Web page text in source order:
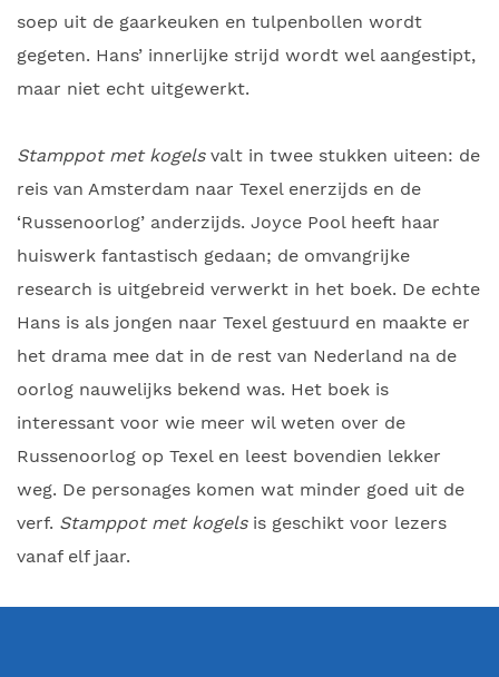
soep uit de gaarkeuken en tulpenbollen wordt
gegeten. Hans’ innerlijke strijd wordt wel aangestipt,
maar niet echt uitgewerkt.
Stamppot met kogelsvalt in twee stukken uiteen: de
reis van Amsterdam naar Texel enerzijds en de
‘Russenoorlog’ anderzijds. Joyce Pool heeft haar
huiswerk fantastisch gedaan; de omvangrijke
research is uitgebreid verwerkt in het boek. De echte
Hans is als jongen naar Texel gestuurd en maakte er
het drama mee dat in de rest van Nederland na de
oorlog nauwelijks bekend was. Het boek is
interessant voor wie meer wil weten over de
Russenoorlog op Texel en leest bovendien lekker
weg. De personages komen wat minder goed uit de
verf. Stamppot met kogelsis geschikt voor lezers
vanaf elf jaar.